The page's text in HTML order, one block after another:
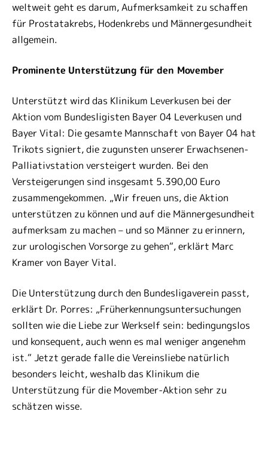
weltweit geht es darum, Aufmerksamkeit zu schaffen
für Prostatakrebs, Hodenkrebs und Männergesundheit
allgemein.
Prominente Unterstützung für den Movember
Unterstützt wird das Klinikum Leverkusen bei der
Aktion vom Bundesligisten Bayer 04 Leverkusen und
Bayer Vital: Die gesamte Mannschaft von Bayer 04 hat
Trikots signiert, die zugunsten unserer Erwachsenen-
Palliativstation versteigert wurden. Bei den
Versteigerungen sind insgesamt 5.390,00 Euro
zusammengekommen. „Wir freuen uns, die Aktion
unterstützen zu können und auf die Männergesundheit
aufmerksam zu machen – und so Männer zu erinnern,
zur urologischen Vorsorge zu gehen“, erklärt Marc
Kramer von Bayer Vital.
Die Unterstützung durch den Bundesligaverein passt,
erklärt Dr. Porres: „Früherkennungsuntersuchungen
sollten wie die Liebe zur Werkself sein: bedingungslos
und konsequent, auch wenn es mal weniger angenehm
ist.“ Jetzt gerade falle die Vereinsliebe natürlich
besonders leicht, weshalb das Klinikum die
Unterstützung für die Movember-Aktion sehr zu
schätzen wisse.